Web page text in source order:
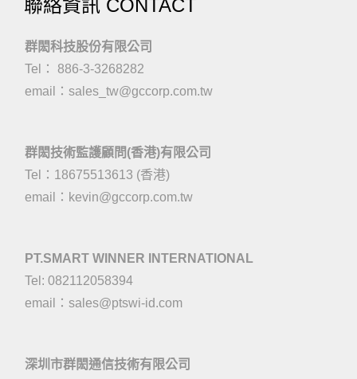
聯絡資訊 CONTACT
群閎科技股份有限公司
Tel： 886-3-3268282
email： sales_tw@gccorp.com.tw
群閎技術監護顧問(香港)有限公司
Tel：18675513613 (香港)
email： kevin@gccorp.com.tw
PT.SMART WINNER INTERNATIONAL
Tel: 082112058394
email： sales@ptswi-id.com
深圳市群閎通信技術有限公司